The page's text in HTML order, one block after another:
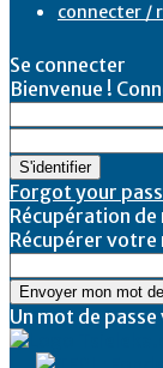
connecter /
Se connecter
Bienvenue !
Forgot your
Récupération de
Récupérer votre
Un mot de